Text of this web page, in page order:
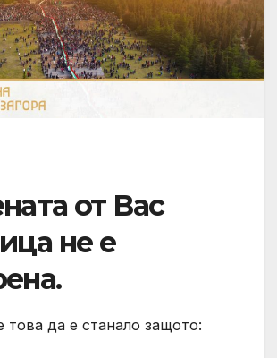
от Вас
не е
това да е станало защото: